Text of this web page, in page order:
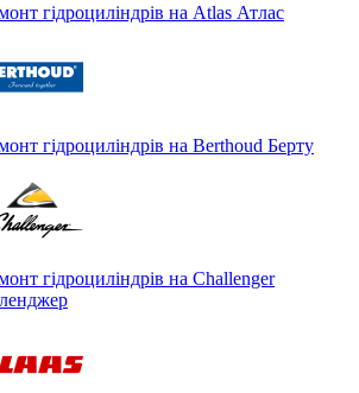
гідроциліндрів на Atlas Атлас
гідроциліндрів на Berthoud Берту
гідроциліндрів на Challenger